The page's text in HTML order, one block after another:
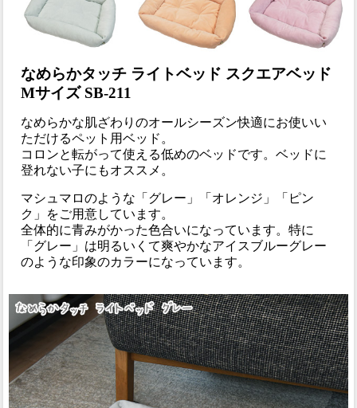
なめらかタッチ ライトベッド スクエアベッド
Mサイズ SB-211
なめらかな肌ざわりのオールシーズン快適にお使いい
ただけるペット用ベッド。
コロンと転がって使える低めのベッドです。ベッドに
登れない子にもオススメ。
マシュマロのような「グレー」「オレンジ」「ピン
ク」をご用意しています。
全体的に青みがかった色合いになっています。特に
「グレー」は明るいくて爽やかなアイスブルーグレー
のような印象のカラーになっています。